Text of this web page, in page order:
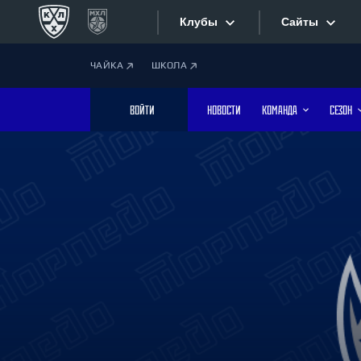
Клубы
Дивизион Боброва
Лада
Сайты
Фотобанк
ЧАЙКА ШКОЛА
ВОЙТИ НОВОСТИ КОМАНДА СЕЗОН